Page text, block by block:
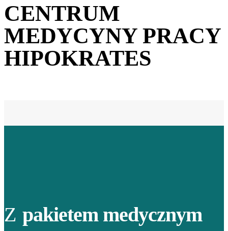
CENTRUM
MEDYCYNY PRACY
HIPOKRATES
Z pakietem medycznym